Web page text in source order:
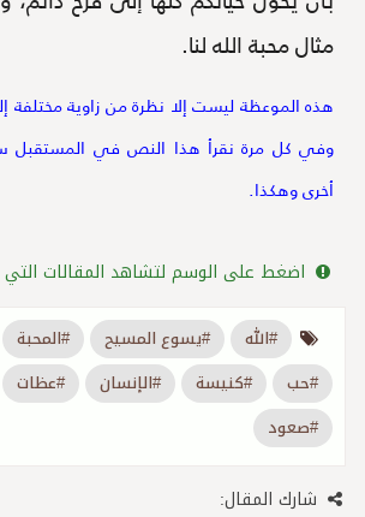
مثال محبة الله لنا.
هذه الموعظة ليست إلا نظرة من زاوية مختلفة
وفي كل مرة نقرأ هذا النص في المستقبل
أخرى وهكذا.
اضغط على الوسم لتشاهد المقالات
#الله #يسوع المسيح #المحبة
#حب
#كنيسة #الإنسان #عظات
#صعود
شارك المقال: